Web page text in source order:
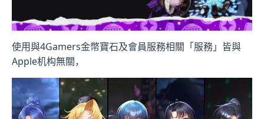
使用與4Gamers金幣寶石及會員服務相關「服務」皆與
Apple机构無關，